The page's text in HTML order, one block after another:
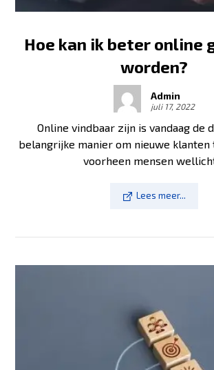
Hoe kan ik beter online
worden?
Admin
juli 17, 2022
Online vindbaar zijn is vandaag de
belangrijke manier om nieuwe klanten
voorheen mensen wellicht
Lees meer...